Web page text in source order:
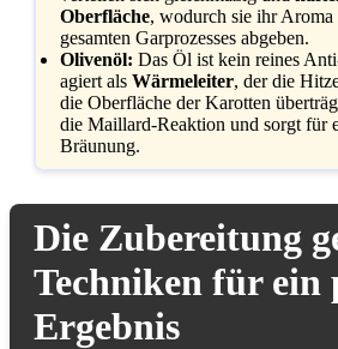
Oberfläche, wodurch sie ihr Aroma
gesamten Garprozesses abgeben.
Olivenöl: Das Öl ist kein reines
agiert als Wärmeleiter, der die
die Oberfläche der Karotten
die Maillard-Reaktion und sorgt für
Bräunung.
Die Zubereitung
Techniken für ein
Ergebnis